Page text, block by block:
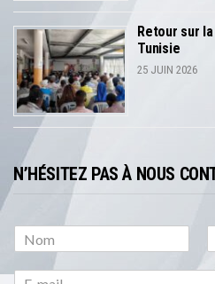
Retour sur
Tunisie
25 JUIN 2026
N’HÉSITEZ PAS À NOUS
r
o